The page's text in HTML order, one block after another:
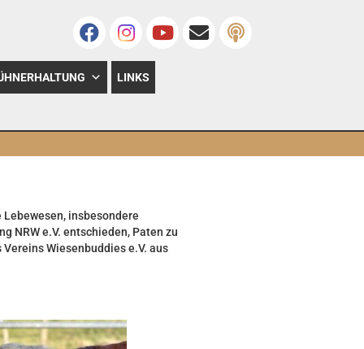
LINKS
insbesondere
NRW e.V. entschieden, Paten zu
Wiesenbuddies e.V. aus